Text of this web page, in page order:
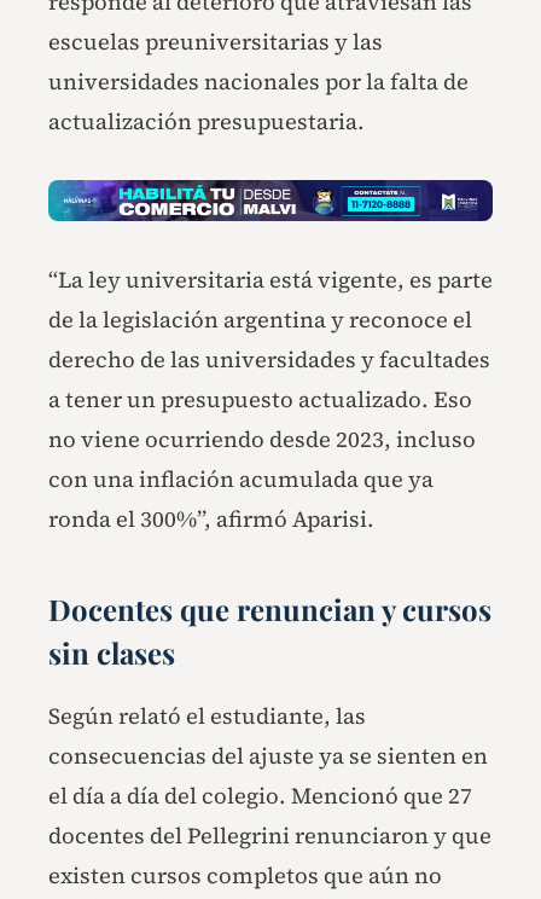
escuelas preuniversitarias y las
universidades nacionales por la falta de
actualización presupuestaria.
“La ley universitaria está vigente, es parte
de la legislación argentina y reconoce el
derecho de las universidades y facultades
a tener un presupuesto actualizado. Eso
no viene ocurriendo desde 2023, incluso
con una inflación acumulada que ya
ronda el 300%”, afirmó Aparisi.
Docentes que renuncian y cursos
sin clases
Según relató el estudiante, las
consecuencias del ajuste ya se sienten en
el día a día del colegio. Mencionó que 27
docentes del Pellegrini renunciaron y que
existen cursos completos que aún no